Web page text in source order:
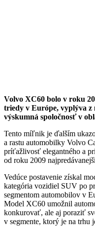
Volvo XC60 bolo v roku
triedy v Európe, vyplýva z
výskumná spoločnosť v
Tento míľnik je ďalším
a rastu automobilky Volvo
príťažlivosť elegantného a
od roku 2009
Vedúce postavenie získal
kategória vozidiel SUV po
segmentom automobilov v
Model XC60 umožnil
konkurovať, ale aj poraziť
v segmente, ktorý je na trhu